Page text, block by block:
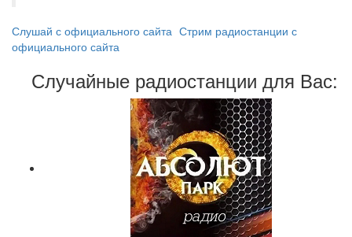
Слушай с официального сайта Стрим радиостанции с
официального сайта
Случайные радиостанции для Вас: